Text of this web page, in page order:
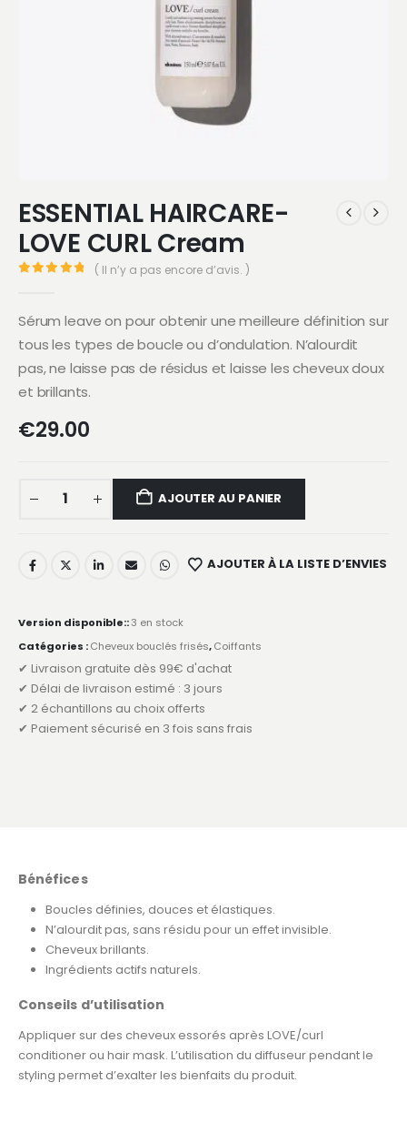
ESSENTIAL HAIRCARE-
LOVE CURL Cream
( Il n’y a pas encore d’avis. )
Sérum leave on pour obtenir une meilleure définition sur
tous les types de boucle ou d’ondulation. N’alourdit
pas, ne laisse pas de résidus et laisse les cheveux doux
et brillants.
€29.00
AJOUTER AU PANIER
AJOUTER À LA LISTE D’ENVIES
Version disponible::3 en stock
Catégories :Cheveux bouclés frisés,Coiffants
✔ Livraison gratuite dès 99€ d'achat
✔ Délai de livraison estimé : 3 jours
✔ 2 échantillons au choix offerts
✔ Paiement sécurisé en 3 fois sans frais
Bénéfices
Boucles définies, douces et élastiques.
N’alourdit pas, sans résidu pour un effet invisible.
Cheveux brillants.
Ingrédients actifs naturels.
Conseils d’utilisation
Appliquer sur des cheveux essorés après LOVE/curl
conditioner ou hair mask. L’utilisation du diffuseur pendant le
styling permet d’exalter les bienfaits du produit.